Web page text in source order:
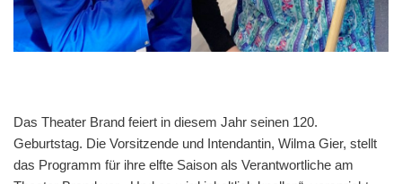
Das Theater Brand feiert in diesem Jahr seinen 120.
Geburtstag. Die Vorsitzende und Intendantin, Wilma Gier, stellt
das Programm für ihre elfte Saison als Verantwortliche am